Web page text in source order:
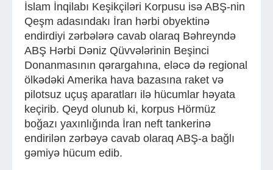
İslam İnqilabı Keşikçiləri Korpusu isə ABŞ-nin
Qeşm adasındakı İran hərbi obyektinə
endirdiyi zərbələrə cavab olaraq Bəhreyndə
ABŞ Hərbi Dəniz Qüvvələrinin Beşinci
Donanmasının qərargahına, eləcə də regional
ölkədəki Amerika hava bazasına raket və
pilotsuz uçuş aparatları ilə hücumlar həyata
keçirib. Qeyd olunub ki, korpus Hörmüz
boğazı yaxınlığında İran neft tankerinə
endirilən zərbəyə cavab olaraq ABŞ-a bağlı
gəmiyə hücum edib.